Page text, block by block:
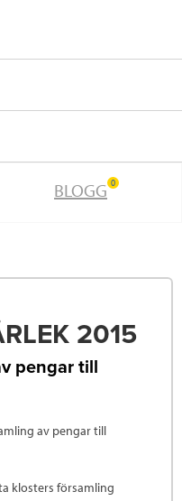
BLOGG 0
2015
pengar till
av pengar till
klosters församling